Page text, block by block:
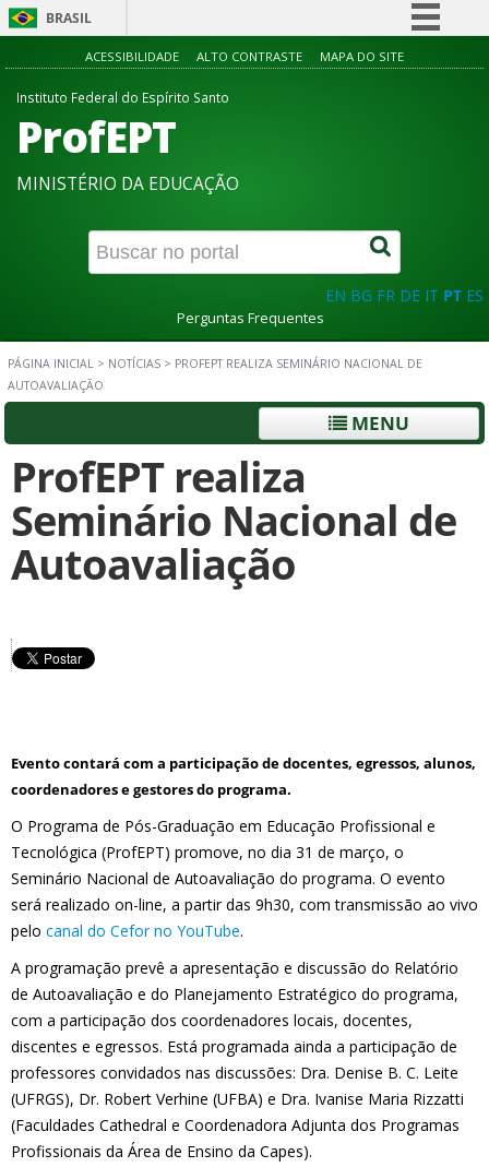
BRASIL
Simplifique!
Canais
ACESSIBILIDADE ALTO CONTRASTE MAPA DO SITE
Instituto Federal do Espírito Santo
ProfEPT
MINISTÉRIO DA EDUCAÇÃO
EN BG FR DE IT PT ES
Perguntas Frequentes
PÁGINA INICIAL > NOTÍCIAS > PROFEPT REALIZA SEMINÁRIO NACIONAL DE
AUTOAVALIAÇÃO
MENU
ProfEPT realiza
Seminário Nacional de
Autoavaliação
Evento contará com a participação de docentes, egressos, alunos,
coordenadores e gestores do programa.
O Programa de Pós-Graduação em Educação Profissional e
Tecnológica (ProfEPT) promove, no dia 31 de março, o
Seminário Nacional de Autoavaliação do programa. O evento
será realizado on-line, a partir das 9h30, com transmissão ao vivo
pelo canal do Cefor no YouTube.
A programação prevê a apresentação e discussão do Relatório
de Autoavaliação e do Planejamento Estratégico do programa,
com a participação dos coordenadores locais, docentes,
discentes e egressos. Está programada ainda a participação de
professores convidados nas discussões: Dra. Denise B. C. Leite
(UFRGS), Dr. Robert Verhine (UFBA) e Dra. Ivanise Maria Rizzatti
(Faculdades Cathedral e Coordenadora Adjunta dos Programas
Profissionais da Área de Ensino da Capes).